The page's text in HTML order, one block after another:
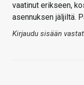
vaatinut erikseen,
asennuksen jäljiltä.
Kirjaudu sisään